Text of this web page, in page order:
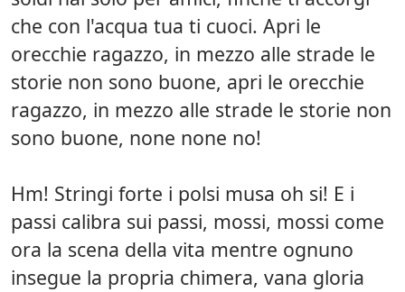
che con l'acqua tua ti cuoci. Apri le
orecchie ragazzo, in mezzo alle strade le
storie non sono buone, apri le orecchie
ragazzo, in mezzo alle strade le storie non
sono buone, none none no!
Hm! Stringi forte i polsi musa oh si! E i
passi calibra sui passi, mossi, mossi come
ora la scena della vita mentre ognuno
insegue la propria chimera, vana gloria